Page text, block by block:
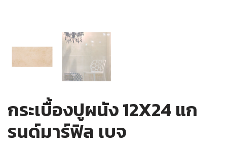
กระเบื้องปูผนัง 12X24 แก
รนด์มาร์ฟิล เบจ